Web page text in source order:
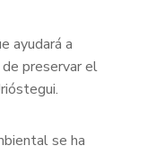
ayudará a
de preservar el
se ha